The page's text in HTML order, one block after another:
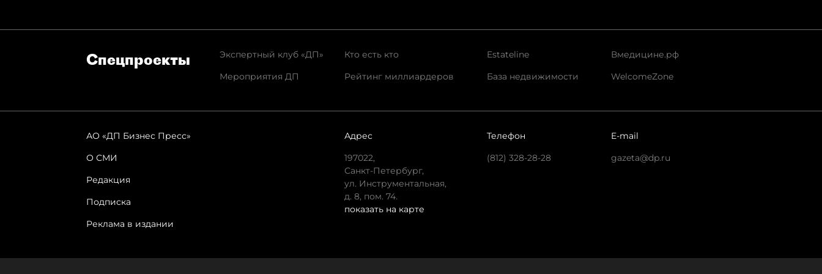
Спец­проекты
Экспертный клуб «ДП»
Мероприятия ДП
Кто есть кто
Рейтинг миллиардеров
Estateline
База недвижимости
Вмедицине.рф
WelcomeZone
АО «ДП Бизнес Пресс»
О СМИ
Редакция
Подписка
Реклама в издании
Адрес
197022,
Санкт-Петербург,
ул. Инструментальная,
д. 8, пом. 74.
показать на карте
Телефон
(812) 328-28-28
E-mail
gazeta@dp.ru